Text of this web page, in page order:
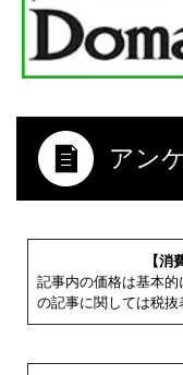
アン
【消
記事内の価格は基本
の記事に関しては税抜